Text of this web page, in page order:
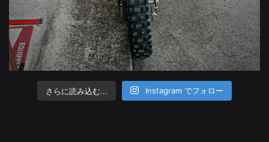
さらに読み込む... Instagram でフォロー